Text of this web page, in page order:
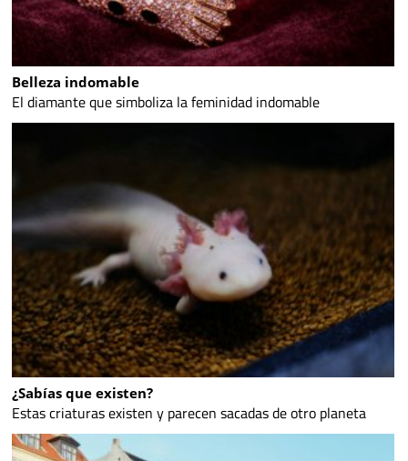
Belleza indomable
El diamante que simboliza la feminidad indomable
¿Sabías que existen?
Estas criaturas existen y parecen sacadas de otro planeta